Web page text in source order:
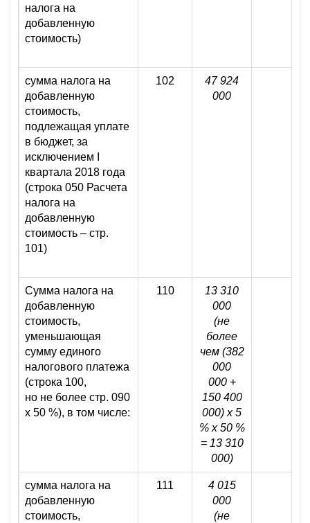
налога на
добавленную
стоимость)
сумма налога на
добавленную
стоимость,
подлежащая уплате
в бюджет, за
исключением I
квартала 2018 года
(строка 050 Расчета
налога на
добавленную
стоимость – стр.
101)
102
47 924
000
Сумма налога на
добавленную
стоимость,
уменьшающая
сумму единого
налогового платежа
(строка 100,
но не более стр. 090
х 50 %), в том числе:
110
13 310
000
(не
более
чем(382
000
000 +
150 400
000) х 5
% х 50 %
= 13 310
000)
сумма налога на
добавленную
стоимость,
111
4 015
000
(не